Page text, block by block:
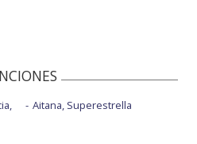
Aitana, Superestrella